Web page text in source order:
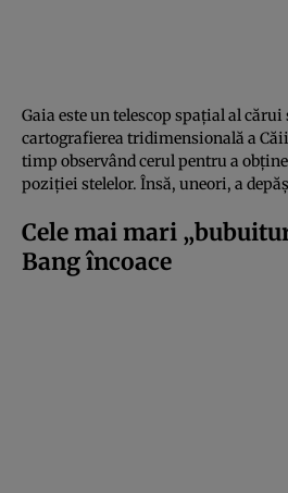
Gaia este un telescop spațial al
cartografierea tridimensională a
timp observând cerul pentru a
poziției stelelor. Însă, uneori, a
Cele mai mari
Bang încoace